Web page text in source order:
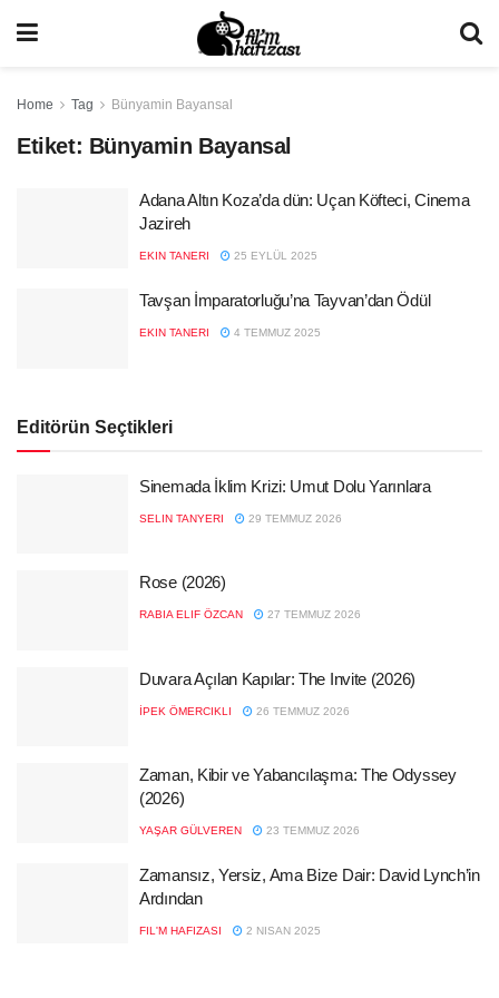
Home Tag Bünyamin Bayansal
Etiket: Bünyamin Bayansal
Adana Altın Koza’da dün: Uçan Köfteci, Cinema
Jazireh
EKIN TANERI 25 EYLÜL 2025
Tavşan İmparatorluğu’na Tayvan’dan Ödül
EKIN TANERI 4 TEMMUZ 2025
Editörün Seçtikleri
Sinemada İklim Krizi: Umut Dolu Yarınlara
SELIN TANYERI 29 TEMMUZ 2026
Rose (2026)
RABIA ELIF ÖZCAN 27 TEMMUZ 2026
Duvara Açılan Kapılar: The Invite (2026)
İPEK ÖMERCIKLI 26 TEMMUZ 2026
Zaman, Kibir ve Yabancılaşma: The Odyssey
(2026)
YAŞAR GÜLVEREN 23 TEMMUZ 2026
Zamansız, Yersiz, Ama Bize Dair: David Lynch’in
Ardından
FIL'M HAFIZASI 2 NISAN 2025